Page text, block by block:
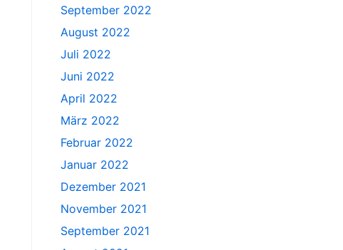
September 2022
August 2022
Juli 2022
Juni 2022
April 2022
März 2022
Februar 2022
Januar 2022
Dezember 2021
November 2021
September 2021